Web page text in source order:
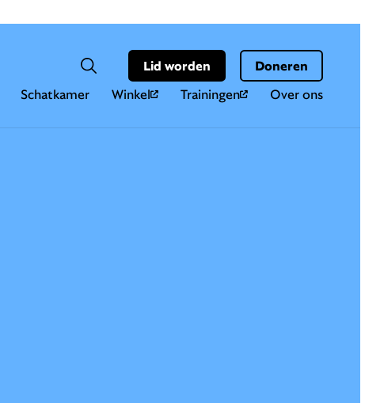
Schatkamer Winkel Trainingen Over ons
Zoeken
ZoekveldLid worden Doneren